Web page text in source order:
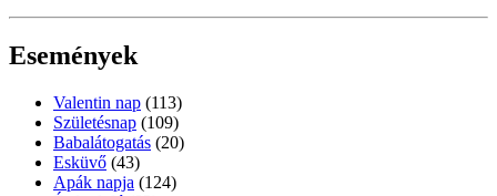
Események
Valentin nap (113)
Születésnap (109)
Babalátogatás (20)
Esküvő (43)
Apák napja (124)